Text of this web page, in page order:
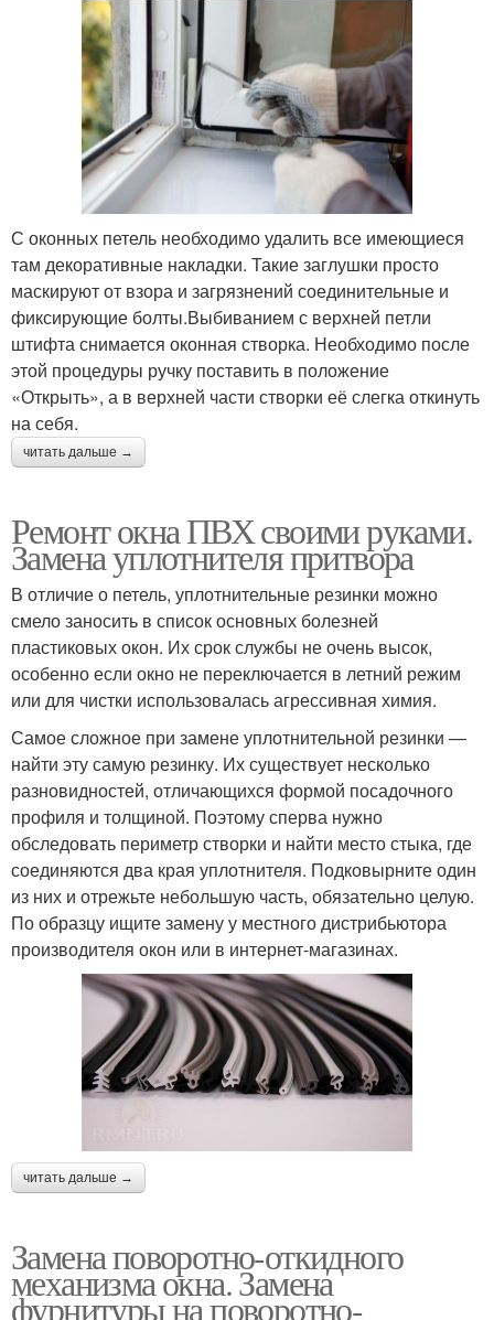
С оконных петель необходимо удалить все имеющиеся
там декоративные накладки. Такие заглушки просто
маскируют от взора и загрязнений соединительные и
фиксирующие болты.Выбиванием с верхней петли
штифта снимается оконная створка. Необходимо после
этой процедуры ручку поставить в положение
«Открыть», а в верхней части створки её слегка откинуть
на себя.
читать дальше →
Ремонт окна ПВХ своими руками.
Замена уплотнителя притвора
В отличие о петель, уплотнительные резинки можно
смело заносить в список основных болезней
пластиковых окон. Их срок службы не очень высок,
особенно если окно не переключается в летний режим
или для чистки использовалась агрессивная химия.
Самое сложное при замене уплотнительной резинки —
найти эту самую резинку. Их существует несколько
разновидностей, отличающихся формой посадочного
профиля и толщиной. Поэтому сперва нужно
обследовать периметр створки и найти место стыка, где
соединяются два края уплотнителя. Подковырните один
из них и отрежьте небольшую часть, обязательно целую.
По образцу ищите замену у местного дистрибьютора
производителя окон или в интернет-магазинах.
читать дальше →
Замена поворотно-откидного
механизма окна. Замена
фурнитуры на поворотно-